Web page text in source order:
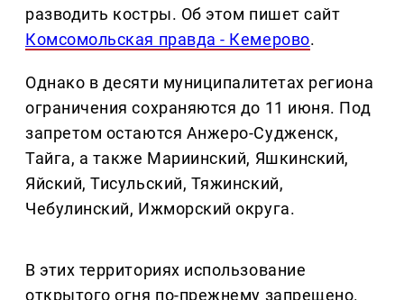
разводить костры. Об этом пишет сайт
Комсомольская правда - Кемерово.
Однако в десяти муниципалитетах региона
ограничения сохраняются до 11 июня. Под
запретом остаются Анжеро-Судженск,
Тайга, а также Мариинский, Яшкинский,
Яйский, Тисульский, Тяжинский,
Чебулинский, Ижморский округа.
В этих территориях использование
открытого огня по-прежнему запрещено.